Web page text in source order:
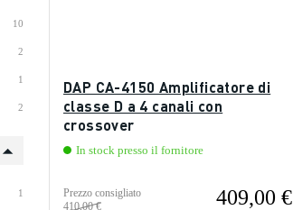
10
2
1
2
1
DAP CA-4150 Amplificatore di
classe D a 4 canali con
crossover
In stock presso il fornitore
Prezzo consigliato
410,00 €
409,00 €